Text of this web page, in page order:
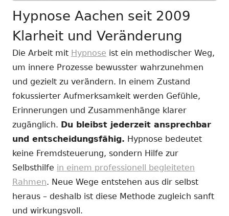
Hypnose Aachen seit 2009
Klarheit und Veränderung
Die Arbeit mit Hypnose ist ein methodischer Weg,
um innere Prozesse bewusster wahrzunehmen
und gezielt zu verändern. In einem Zustand
fokussierter Aufmerksamkeit werden Gefühle,
Erinnerungen und Zusammenhänge klarer
zugänglich. Du bleibst jederzeit ansprechbar
und entscheidungsfähig. Hypnose bedeutet
keine Fremdsteuerung, sondern Hilfe zur
Selbsthilfe in einem professionell begleiteten
Rahmen. Neue Wege entstehen aus dir selbst
heraus – deshalb ist diese Methode zugleich sanft
und wirkungsvoll.